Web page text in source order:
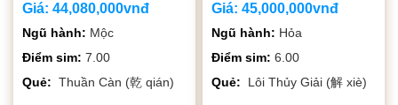
Giá: 44,080,000vnđ
Ngũ hành: Mộc
Điểm sim: 7.00
Quẻ: Thuần Càn (乾 qián)
Giá:45,000,000vnđ
Ngũ hành: Hỏa
Điểm sim:6.00
Quẻ:
Lôi Thủy Giải (解 xiè)